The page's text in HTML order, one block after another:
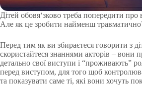
Дітей обовя‘зково треба попередити
Але як це зробити найменш
Перед тим як ви збираєтеся говорити з
скористайтеся знаннями акторів – вони
детально свої виступи і “проживають”
перед виступом, для того щоб
та показувати саме ті, які вони хочуть